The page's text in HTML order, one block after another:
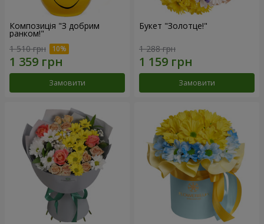
Композиція "З добрим
ранком!"
1 510 грн
Замовити
Букет "Золотце!"
1 288 грн
Замовити